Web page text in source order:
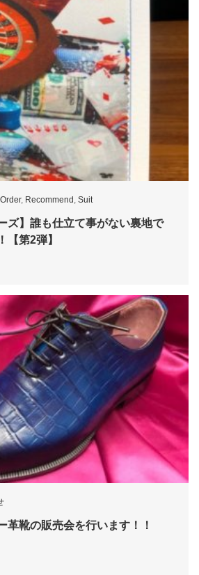
Order, Recommend , Suit
ズ】誰も仕立て事がない裏地で
【第2弾】
革靴の販売会を行います！！